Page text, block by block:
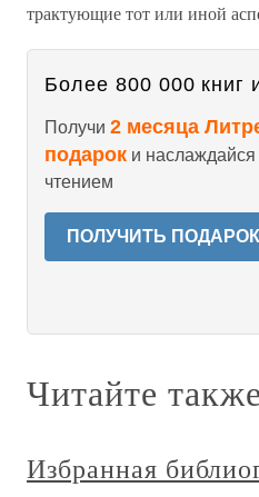
трактующие тот или иной
Более 800 000 книг
Получи 2 месяца
подарок и
чтением
ПОЛУЧИТЬ ПОДАРОК
Читайте также
Избранная